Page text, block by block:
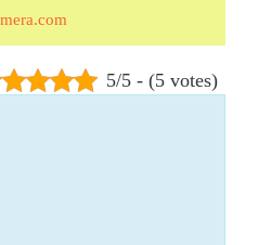
5/5 - (5 votes)